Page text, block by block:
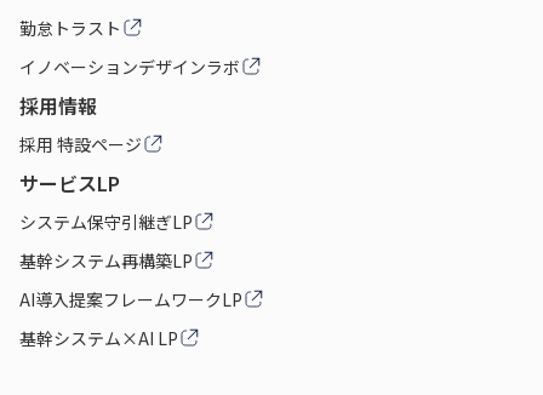
勤怠トラスト
イノベーションデザインラボ
採用情報
採用 特設ページ
サービスLP
システム保守引継ぎLP
基幹システム再構築LP
AI導入提案フレームワークLP
基幹システム×AI LP